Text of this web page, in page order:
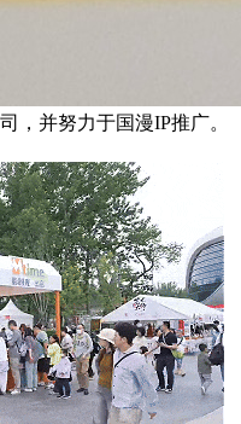
，并努力于国漫IP推广。